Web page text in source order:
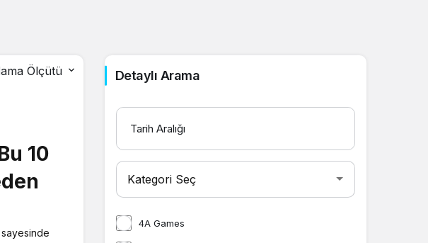
10
Ölçütü Detaylı Arama
Tarih Aralığı
4A Games